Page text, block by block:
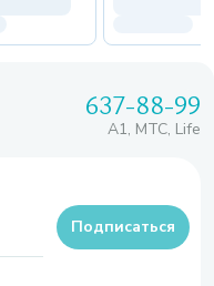
637-88-99
A1, МТС, Life
Подписаться